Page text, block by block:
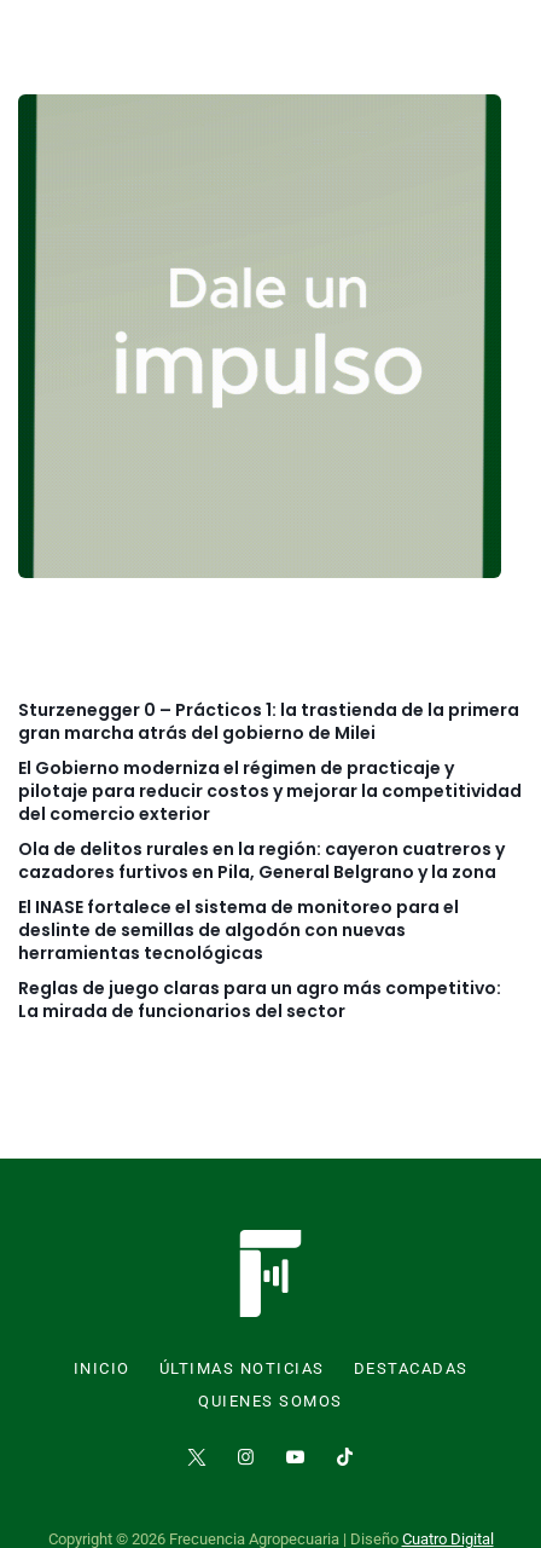
Sturzenegger 0 – Prácticos 1: la trastienda de la primera
gran marcha atrás del gobierno de Milei
El Gobierno moderniza el régimen de practicaje y
pilotaje para reducir costos y mejorar la competitividad
del comercio exterior
Ola de delitos rurales en la región: cayeron cuatreros y
cazadores furtivos en Pila, General Belgrano y la zona
El INASE fortalece el sistema de monitoreo para el
deslinte de semillas de algodón con nuevas
herramientas tecnológicas
Reglas de juego claras para un agro más competitivo:
La mirada de funcionarios del sector
INICIO ÚLTIMAS NOTICIAS
DESTACADAS
QUIENES SOMOS
Copyright © 2026 Frecuencia Agropecuaria | Diseño Cuatro Digital